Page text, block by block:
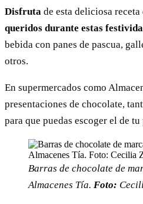
Disfruta de esta deliciosa receta
queridos durante estas
bebida con panes de pascua,
otros.
En supermercados como
presentaciones de chocolate,
para que puedas escoger el de
Barras de chocolate de
Almacenes Tía. Foto: